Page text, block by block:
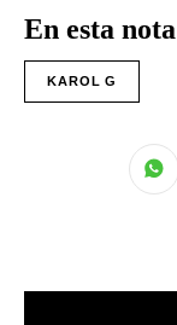
En esta nota
KAROL G